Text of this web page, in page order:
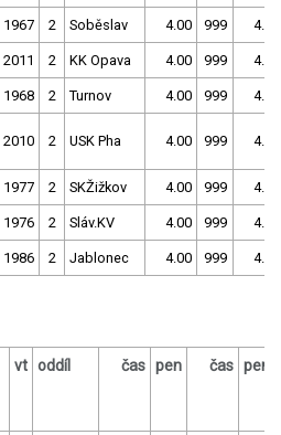
1967 2 Soběslav 4.00 999 4.00
2011 2 KK Opava 4.00 999 4.00
1968 2 Turnov 4.00 999 4.00
2010 2 USK Pha 4.00 999 4.00
1977 2 SKŽižkov 4.00 999 4.00
1976 2 Sláv.KV 4.00 999 4.00
1986 2 Jablonec 4.00 999 4.00
vt oddíl čas pen čas pen